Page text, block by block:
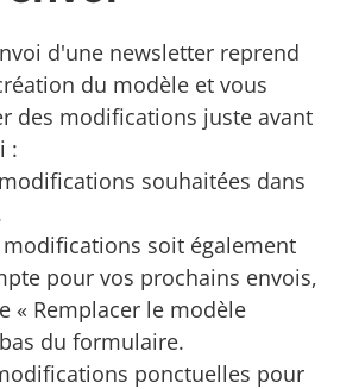
d'une newsletter reprend
du modèle et vous
des modifications juste avant
:
souhaitées dans
modifications soit également
pour vos prochains envois,
« Remplacer le modèle
du formulaire.
ponctuelles pour